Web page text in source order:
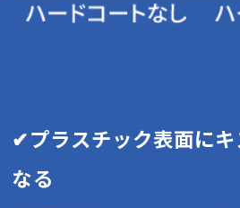
✔プラスチック表面にキ
なる